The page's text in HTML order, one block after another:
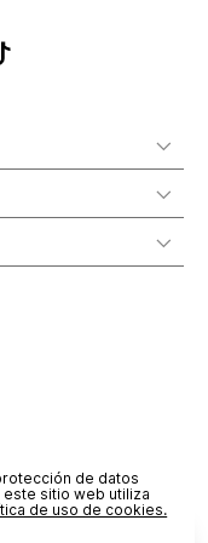
de datos
sitio web utiliza
de uso de cookies.